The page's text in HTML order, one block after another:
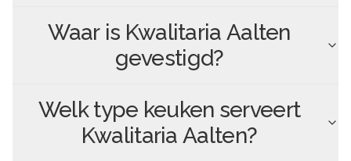
Waar is Kwalitaria Aalten
gevestigd?
Welk type keuken serveert
Kwalitaria Aalten?